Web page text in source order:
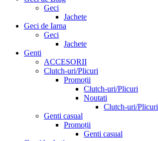
Geci
Jachete
Geci de Iarna
Geci
Jachete
Genti
ACCESORII
Clutch-uri/Plicuri
Promoții
Clutch-uri/Plicuri
Noutati
Clutch-uri/Plicuri
Genti casual
Promoții
Genti casual